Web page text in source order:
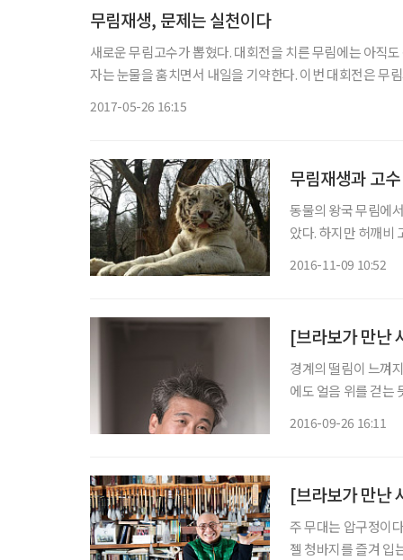
무림재생, 문제는 실천이다
새로운 무림고수가 뽑혔다. 대회전을 치른 무림에는 아직
자는 눈물을 훔치면서 내일을 기약한다. 이번 대회전은 무
2017-05-26 16:15
무림재생과 고
동물의 왕국 무림에
았다. 하지만 허깨비
2016-11-09 10:52
[브라보가 만난
경계의 떨림이 느껴
에도 얼음 위를 걷는
2016-09-26 16:11
[브라보가 만난
주 무대는 압구정이
젤 청바지를 즐겨 입